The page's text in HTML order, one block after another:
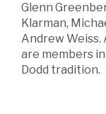
Glenn
Klarman,
Andrew Weiss.
are members
Dodd tradition.